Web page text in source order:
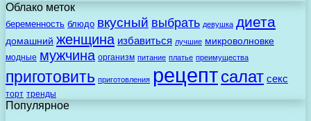
Облако меток
беременность блюдо вкусный выбрать девушка диета
домашний женщина избавиться лучшие микроволновке
модные мужчина организм питание платье преимущества
приготовить приготовления рецептсалат секс
торт тренды
Популярное